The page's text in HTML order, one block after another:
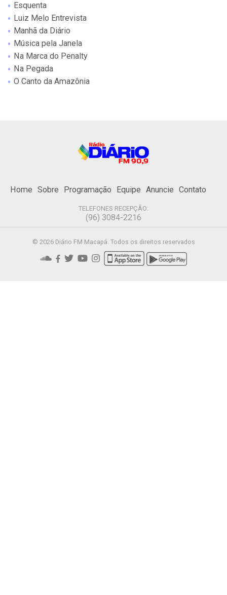
Esquenta
Luiz Melo Entrevista
Manhã da Diário
Música pela Janela
Na Marca do Penalty
Na Pegada
O Canto da Amazônia
Home Sobre Programação Equipe Anuncie Contato
TELEFONES RECEPÇÃO:
(96) 3084-2216
© 2026 Diário FM Macapá. Todos os direitos reservados